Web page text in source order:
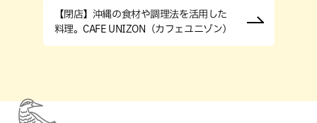
【閉店】沖縄の食材や調理法を活用した
料理。CAFE UNIZON（カフェユニゾン）